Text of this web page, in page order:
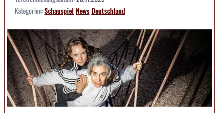
Kategorien:Schauspiel NewsDeutschland